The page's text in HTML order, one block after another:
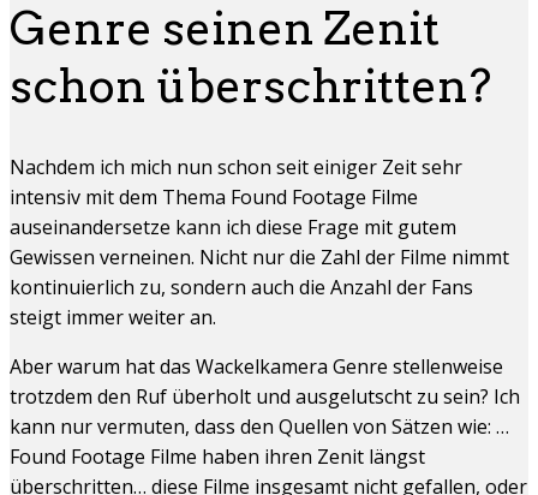
Genre seinen Zenit
schon überschritten?
Nachdem ich mich nun schon seit einiger Zeit sehr
intensiv mit dem Thema Found Footage Filme
auseinandersetze kann ich diese Frage mit gutem
Gewissen verneinen. Nicht nur die Zahl der Filme nimmt
kontinuierlich zu, sondern auch die Anzahl der Fans
steigt immer weiter an.
Aber warum hat das Wackelkamera Genre stellenweise
trotzdem den Ruf überholt und ausgelutscht zu sein? Ich
kann nur vermuten, dass den Quellen von Sätzen wie: …
Found Footage Filme haben ihren Zenit längst
überschritten… diese Filme insgesamt nicht gefallen, oder